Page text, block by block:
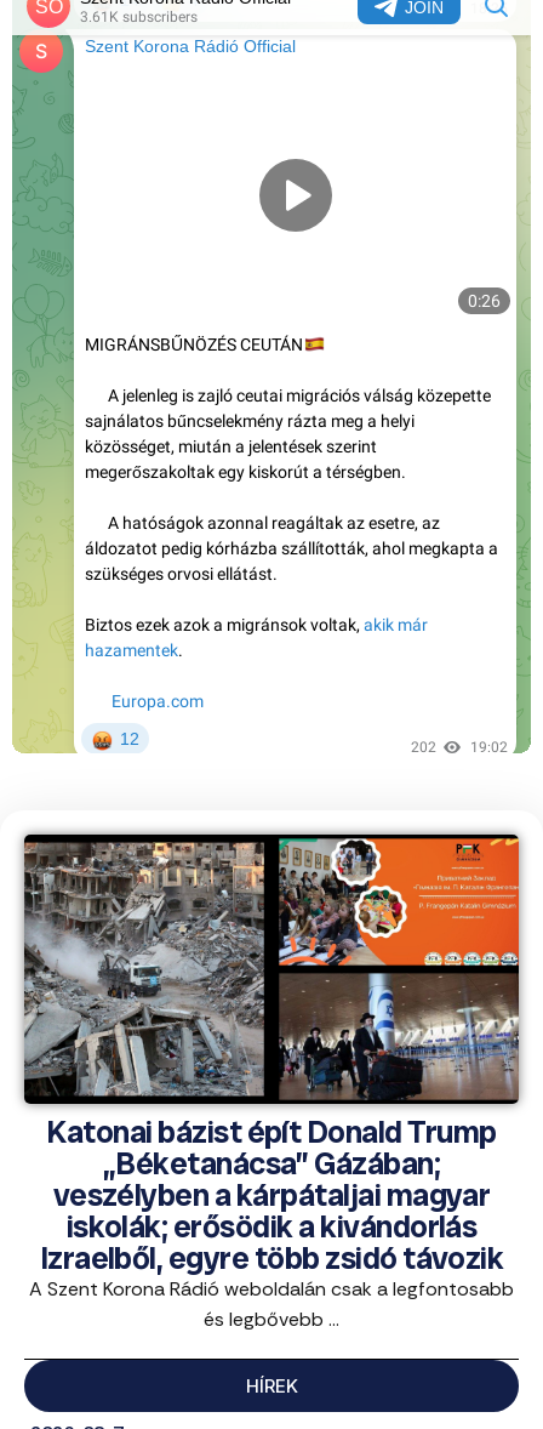
Katonai bázist épít Donald Trump
„Béketanácsa” Gázában;
veszélyben a kárpátaljai magyar
iskolák; erősödik a kivándorlás
Izraelből, egyre több zsidó távozik
A Szent Korona Rádió weboldalán csak a legfontosabb
és legbővebb ...
HÍREK